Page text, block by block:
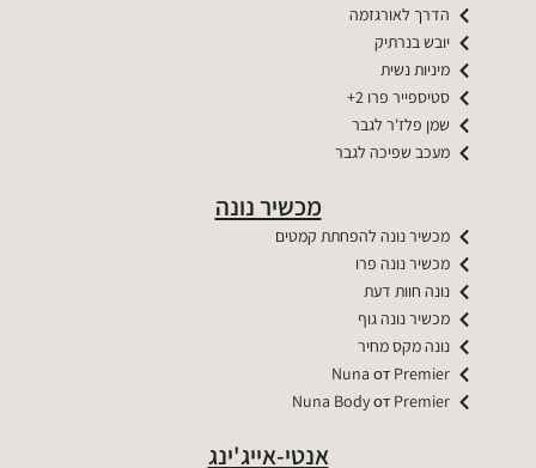
הדרך לאורגזמה
יובש בנרתיק
מיניות נשית
סטיספייר פרו 2+
שמן פלז'ר לגבר
מעכב שפיכה לגבר
מכשיר נונה
מכשיר נונה להפחתת קמטים
מכשיר נונה פרו
נונה חוות דעת
מכשיר נונה גוף
נונה מקס מחיר
Nuna от Premier​​
Nuna Body от Premier​​
אנטי-אייג'ינג